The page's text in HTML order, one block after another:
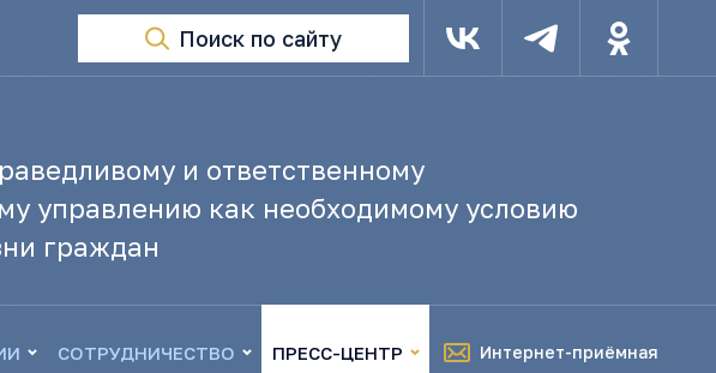
Поиск по сайту
и ответственному
управлению как необходимому условию
граждан
СОТРУДНИЧЕСТВО ПРЕСС-ЦЕНТР Интернет-приёмная